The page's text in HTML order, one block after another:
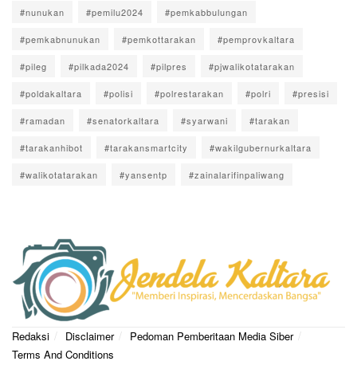
#nunukan #pemilu2024 #pemkabbulungan
#pemkabnunukan #pemkottarakan #pemprovkaltara
#pileg #pilkada2024 #pilpres #pjwalikotatarakan
#poldakaltara #polisi #polrestarakan #polri #presisi
#ramadan #senatorkaltara #syarwani #tarakan
#tarakanhibot #tarakansmartcity #wakilgubernurkaltara
#walikotatarakan #yansentp #zainalarifinpaliwang
Redaksi Disclaimer
Pedoman Pemberitaan Media Siber
Terms And Conditions